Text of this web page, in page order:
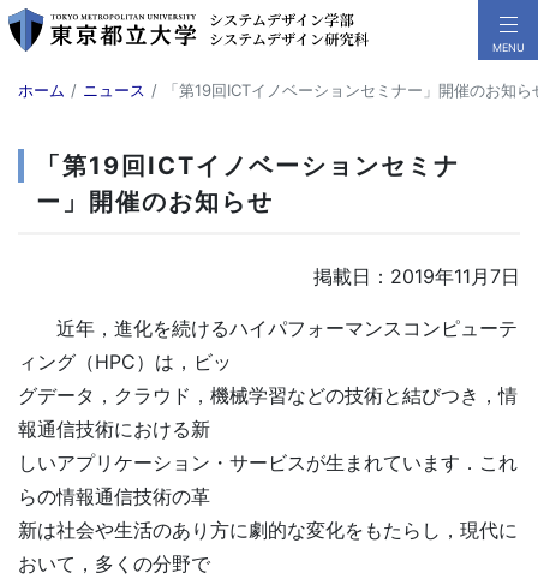
ホーム ニュース 「第19回ICTイノベーションセミナー」開催のお知ら
「第19回ICTイノベーションセミナ
ー」開催のお知らせ
掲載日：2019年11月7日
近年，進化を続けるハイパフォーマンスコンピューテ
ィング（HPC）は，ビッ
グデータ，クラウド，機械学習などの技術と結びつき，情
報通信技術における新
しいアプリケーション・サービスが生まれています．これ
らの情報通信技術の革
新は社会や生活のあり方に劇的な変化をもたらし，現代に
おいて，多くの分野で